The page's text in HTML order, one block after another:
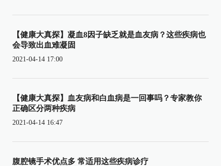
【健康大真探】凝血8因子缺乏就是血友病？这些疾病也
会导致出血难凝固
2021-04-14 17:00
【健康大真探】血友病和白血病是一回事吗？专家教你
正确区分两种疾病
2021-04-14 16:47
腹腔镜手术优点多 常适用这些疾病诊疗